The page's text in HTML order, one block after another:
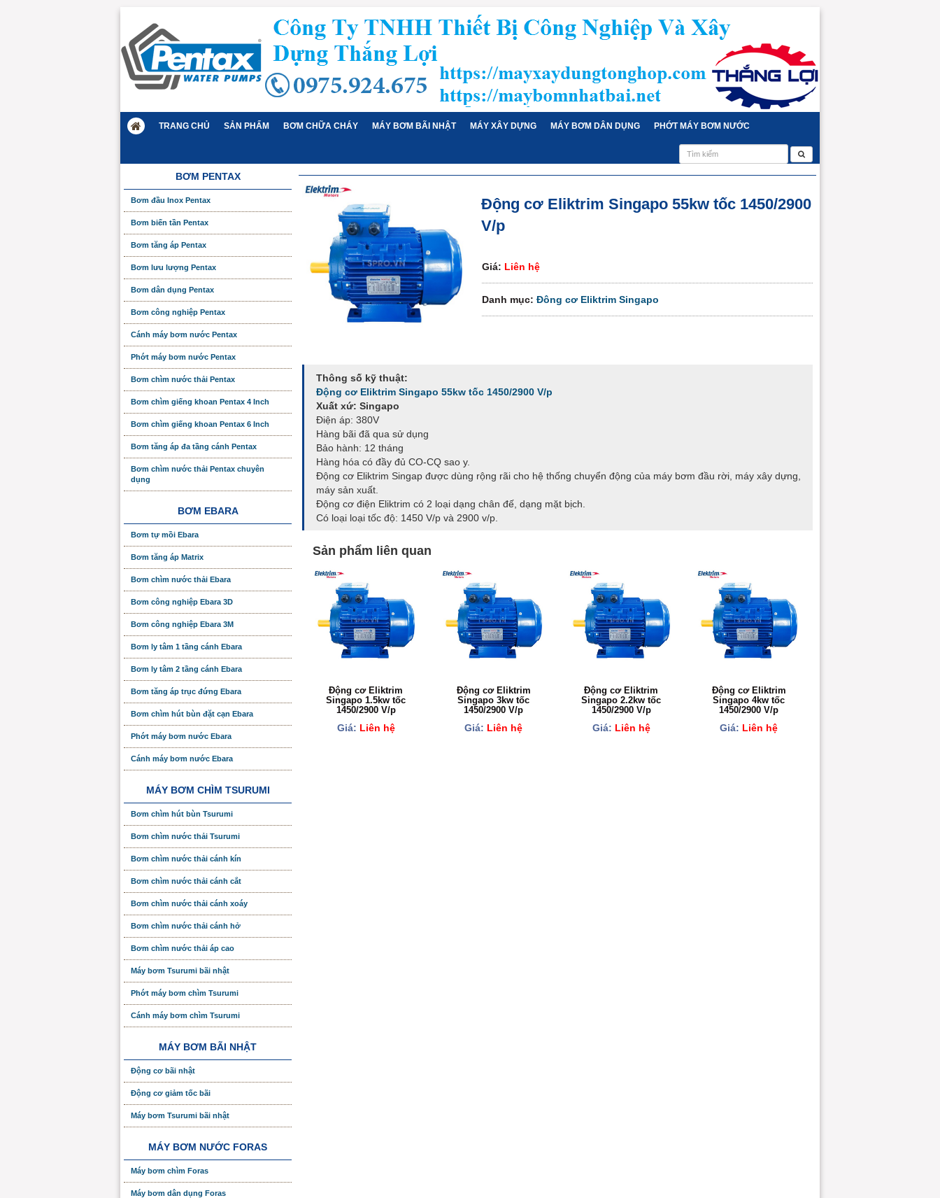
TRANG CHỦ SẢN PHẨM BƠM CHỮA CHÁY MÁY BƠM BÃI NHẬT MÁY XÂY DỰNG MÁY BƠM DÂN DỤNG PHỚT MÁY BƠM NƯỚC
Động cơ Eliktrim Singapo 55kw tốc 1450/2900
V/p
Giá: Liên hệ
Danh mục: Đông cơ Eliktrim Singapo
Thông số kỹ thuật:
Động cơ Eliktrim Singapo 55kw tốc 1450/2900 V/p
Xuất xứ: Singapo
Điện áp: 380V
Hàng bãi đã qua sử dụng
Bảo hành: 12 tháng
Hàng hóa có đầy đủ CO-CQ sao y.
Động cơ Eliktrim Singap được dùng rộng rãi cho hệ thống chuyển động của máy bơm đầu rời, máy xây dựng,
máy sản xuất.
Động cơ điện Eliktrim có 2 loại dạng chân đế, dạng mặt bịch.
Có loại loại tốc độ: 1450 V/p và 2900 v/p.
Sản phẩm liên quan
Động cơ Eliktrim
Singapo 1.5kw tốc
1450/2900 V/p
Giá: Liên hệ
Động cơ Eliktrim
Singapo 3kw tốc
1450/2900 V/p
Giá: Liên hệ
Động cơ Eliktrim
Singapo 2.2kw tốc
1450/2900 V/p
Giá: Liên hệ
Động cơ Eliktrim
Singapo 4kw tốc
1450/2900 V/p
Giá: Liên hệ
BƠM PENTAX
Bơm đầu Inox Pentax
Bơm biến tần Pentax
Bơm tăng áp Pentax
Bơm lưu lượng Pentax
Bơm dân dụng Pentax
Bơm công nghiệp Pentax
Cánh máy bơm nước Pentax
Phớt máy bơm nước Pentax
Bơm chìm nước thải Pentax
Bơm chìm giếng khoan Pentax 4 Inch
Bơm chìm giếng khoan Pentax 6 Inch
Bơm tăng áp đa tầng cánh Pentax
Bơm chìm nước thải Pentax chuyên
dụng
BƠM EBARA
Bơm tự mồi Ebara
Bơm tăng áp Matrix
Bơm chìm nước thải Ebara
Bơm công nghiệp Ebara 3D
Bơm công nghiệp Ebara 3M
Bơm ly tâm 1 tầng cánh Ebara
Bơm ly tâm 2 tầng cánh Ebara
Bơm tăng áp trục đứng Ebara
Bơm chìm hút bùn đặt cạn Ebara
Phớt máy bơm nước Ebara
Cánh máy bơm nước Ebara
MÁY BƠM CHÌM TSURUMI
Bơm chìm hút bùn Tsurumi
Bơm chìm nước thải Tsurumi
Bơm chìm nước thải cánh kín
Bơm chìm nước thải cánh cắt
Bơm chìm nước thải cánh xoáy
Bơm chìm nước thải cánh hở
Bơm chìm nước thải áp cao
Máy bơm Tsurumi bãi nhật
Phớt máy bơm chìm Tsurumi
Cánh máy bơm chìm Tsurumi
MÁY BƠM BÃI NHẬT
Động cơ bãi nhật
Động cơ giảm tốc bãi
Máy bơm Tsurumi bãi nhật
MÁY BƠM NƯỚC FORAS
Máy bơm chìm Foras
Máy bơm dân dụng Foras